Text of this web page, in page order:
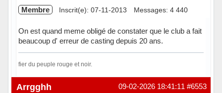
Membre Inscrit(e): 07-11-2013 Messages: 4 440
On est quand meme obligé de constater que le club a fait
beaucoup d' erreur de casting depuis 20 ans.
fier du peuple rouge et noir.
Hors ligne #6553
09-02-2026 18:41:11
Arrgghh